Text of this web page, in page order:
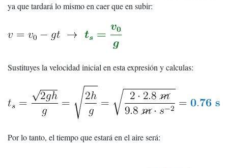
ya que tardará lo mismo en caer que en subir:
Sustituyes la velocidad inicial en esta expresión y calculas:
Por lo tanto, el tiempo que estará en el aire será: